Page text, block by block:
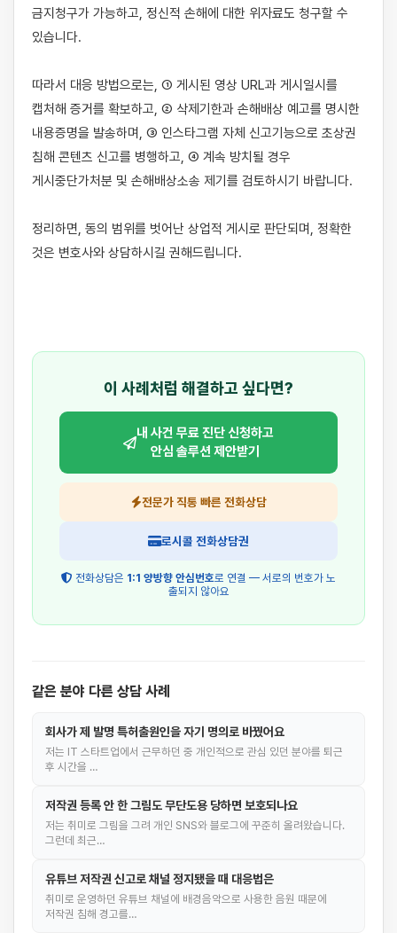
금지청구가 가능하고, 정신적 손해에 대한 위자료도 청구할 수
있습니다.
따라서 대응 방법으로는, ① 게시된 영상 URL과 게시일시를
캡처해 증거를 확보하고, ② 삭제기한과 손해배상 예고를 명시한
내용증명을 발송하며, ③ 인스타그램 자체 신고기능으로 초상권
침해 콘텐츠 신고를 병행하고, ④ 계속 방치될 경우
게시중단가처분 및 손해배상소송 제기를 검토하시기 바랍니다.
정리하면, 동의 범위를 벗어난 상업적 게시로 판단되며, 정확한
것은 변호사와 상담하시길 권해드립니다.
이 사례처럼 해결하고 싶다면?
내 사건 무료 진단 신청하고
안심 솔루션 제안받기
전문가 직통 빠른 전화상담
로시콜 전화상담권
전화상담은 1:1 양방향 안심번호로 연결 — 서로의 번호가 노
출되지 않아요
같은 분야 다른 상담 사례
회사가 제 발명 특허출원인을 자기 명의로 바꿨어요
저는 IT 스타트업에서 근무하던 중 개인적으로 관심 있던 분야를 퇴근
후 시간을 …
저작권 등록 안 한 그림도 무단도용 당하면 보호되나요
저는 취미로 그림을 그려 개인 SNS와 블로그에 꾸준히 올려왔습니다.
그런데 최근…
유튜브 저작권 신고로 채널 정지됐을 때 대응법은
취미로 운영하던 유튜브 채널에 배경음악으로 사용한 음원 때문에
저작권 침해 경고를…